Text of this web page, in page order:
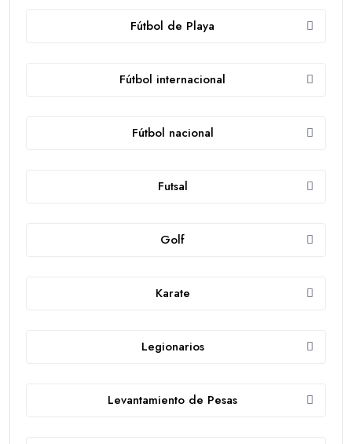
Fútbol de Playa
Fútbol internacional
Fútbol nacional
Futsal
Golf
Karate
Legionarios
Levantamiento de Pesas